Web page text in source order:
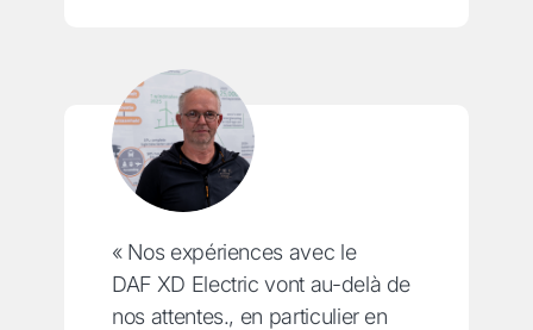
« Nos expériences avec le
DAF XD Electric vont au-delà de
nos attentes., en particulier en